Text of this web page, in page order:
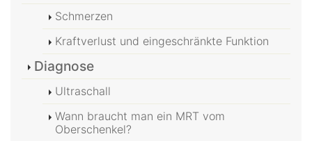
Schmerzen
Kraftverlust und eingeschränkte Funktion
Diagnose
Ultraschall
Wann braucht man ein MRT vom
Oberschenkel?